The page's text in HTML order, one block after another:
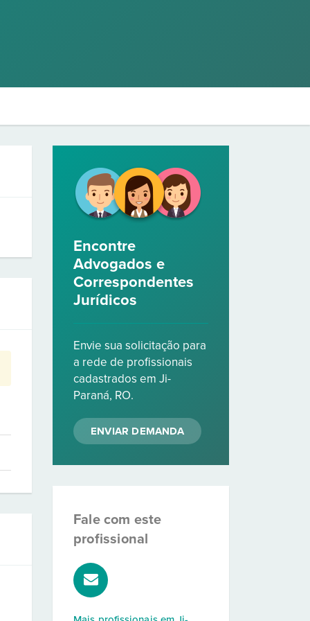
Encontre
Advogados e
Correspondentes
Jurídicos
Envie sua solicitação para
a rede de profissionais
cadastrados em Ji-
Paraná, RO.
ENVIAR DEMANDA
Fale com este
profissional